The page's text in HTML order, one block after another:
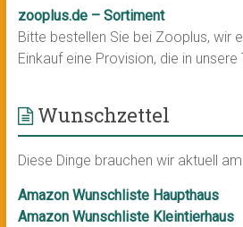
zooplus.de – Sortiment
Bitte bestellen Sie bei Zooplus, wir
Einkauf eine Provision, die in
Wunschzettel
Diese Dinge brauchen wir aktuell
Amazon Wunschliste Haupthaus
Amazon Wunschliste Kleintierhaus